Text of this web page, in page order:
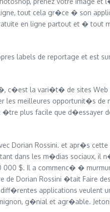
tout cela gr�ce � son
en ligne partout et � tout
labels de reportage et est
c�est la vari�t� de sites
les meilleures opportunit�s de
plus facile que d�essayer
Dorian Rossini. et apr�s
dans les m�dias sociaux, il
000 $. Il a commenc� �
Dorian Rossini �tait Faire
applications veulent
g�nial et agr�able.